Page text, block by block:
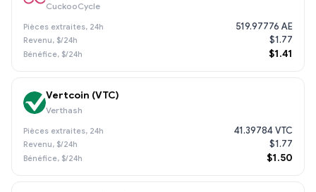
CuckooCycle
519.97776 AE
$1.77
$1.41
Vertcoin (VTC)
Verthash
41.39784 VTC
$1.77
$1.50